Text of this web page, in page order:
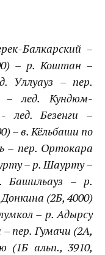
Балкарский –
– р. Коштан –
Уллуауз – пер.
– лед. Кундюм-
лед. Безенги –
– в. Кёльбаши по
– пер. Ортокара
– р. Шаурту –
Башильауз – р.
(2Б, 4000)
– р. Адырсу
пер. Гумачи (2А,
(1Б альп., 3910,